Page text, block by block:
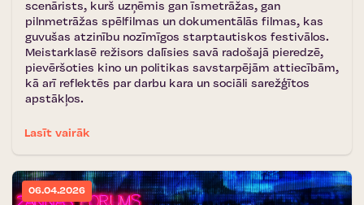
scenārists, kurš uzņēmis gan īsmetrāžas, gan
pilnmetrāžas spēlfilmas un dokumentālās filmas, kas
guvušas atzinību nozīmīgos starptautiskos festivālos.
Meistarklasē režisors dalīsies savā radošajā pieredzē,
pievēršoties kino un politikas savstarpējām attiecībām,
kā arī reflektēs par darbu kara un sociāli sarežģītos
apstākļos.
Lasīt vairāk
06.04.2026